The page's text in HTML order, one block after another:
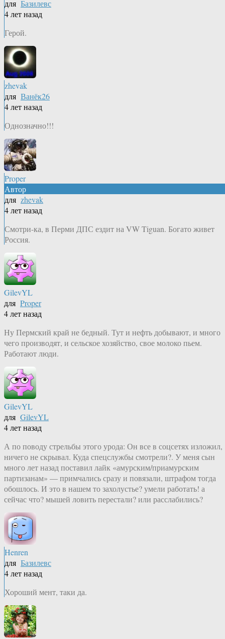
для Базилевс
4 лет назад
Герой.
zhevak
для Ванёк26
4 лет назад
Однозначно!!!
Proper
Автор
для zhevak
4 лет назад
Смотри-ка, в Перми ДПС ездит на VW Tiguan. Богато живет
Россия.
GilevYL
для Proper
4 лет назад
Ну Пермский край не бедный. Тут и нефть добывают, и много
чего производят, и сельское хозяйство, свое молоко пьем.
Работают люди.
GilevYL
для GilevYL
4 лет назад
А по поводу стрельбы этого урода: Он все в соцсетях изложил,
ничего не скрывал. Куда спецслужбы смотрели?. У меня сын
много лет назад поставил лайк «амурским/приамурским
партизанам» — примчались сразу и повязали, штрафом тогда
обошлось. И это в нашем то захолустье? умели работать! а
сейчас что? мышей ловить перестали? или расслабились?
Henren
для Базилевс
4 лет назад
Хороший мент, таки да.